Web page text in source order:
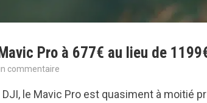
Pro à 677€ au lieu de
commentaire
le Mavic Pro est quasiment à moitié